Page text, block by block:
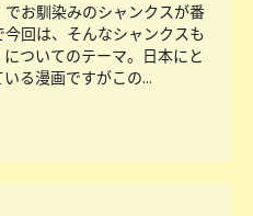
でお馴染みのシャンクスが番
回は、そんなシャンクスも
ついてのテーマ。日本にと
る漫画ですがこの...